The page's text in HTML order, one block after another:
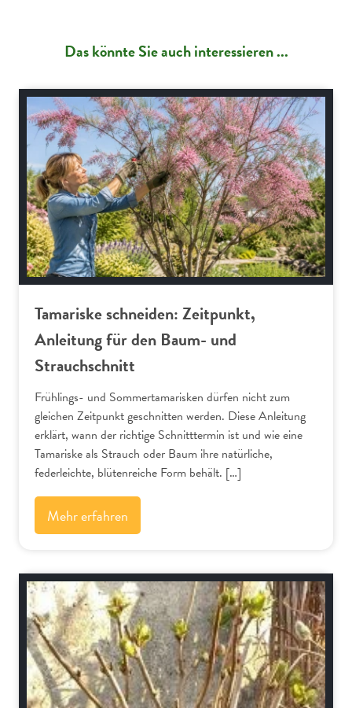
Das könnte Sie auch interessieren ...
Gartenpraxis
Tamariske schneiden: Zeitpunkt,
Anleitung für den Baum- und
Strauchschnitt
Frühlings- und Sommertamarisken dürfen nicht zum
gleichen Zeitpunkt geschnitten werden. Diese Anleitung
erklärt, wann der richtige Schnitttermin ist und wie eine
Tamariske als Strauch oder Baum ihre natürliche,
federleichte, blütenreiche Form behält. […]
Mehr erfahren
Schnitt-Anleitungen